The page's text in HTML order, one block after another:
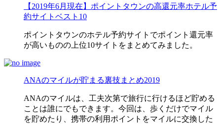
【2019年6月現在】ポイントタウンの高還元率ホテル予
約サイトベスト10
ポイントタウンのホテル予約サイトでポイント還元率
が高いものの上位10サイトをまとめてみました。
ANAのマイルが貯まる裏技まとめ2019
ANAのマイルは、工夫次第で旅行に行けるほど貯める
ことは誰にでもできます。今回は、歩くだけでマイル
を貯めたり、携帯の利用ポイントをマイルに交換した